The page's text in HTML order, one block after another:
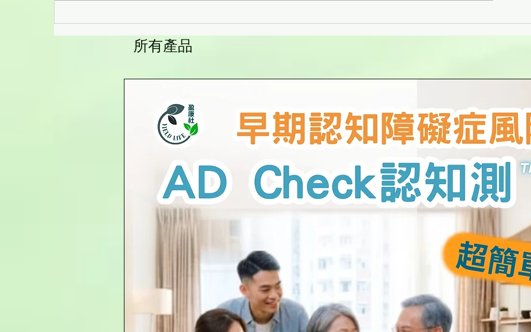
意粉-藜麥.菠菜.紅菜頭.可愛獨
糙米蕎麥苔麩莧籽.可愛動物圖
佳砂糖替代品
所有產品